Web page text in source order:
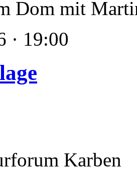
Dom mit
· 19:00
Karben